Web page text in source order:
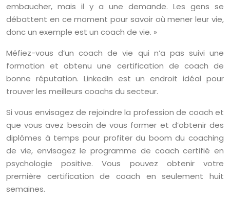
embaucher, mais il y a une demande. Les gens se
débattent en ce moment pour savoir où mener leur vie,
donc un exemple est un coach de vie. »
Méfiez-vous d’un coach de vie qui n’a pas suivi une
formation et obtenu une certification de coach de
bonne réputation. LinkedIn est un endroit idéal pour
trouver les meilleurs coachs du secteur.
Si vous envisagez de rejoindre la profession de coach et
que vous avez besoin de vous former et d’obtenir des
diplômes à temps pour profiter du boom du coaching
de vie, envisagez le programme de coach certifié en
psychologie positive. Vous pouvez obtenir votre
première certification de coach en seulement huit
semaines.